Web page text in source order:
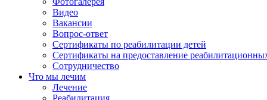
Видео
Вакансии
Вопрос-ответ
Сертификаты по реабилитации детей
Сертификаты на предоставление
Сотрудничество
Что мы лечим
Лечение
Реабилитация